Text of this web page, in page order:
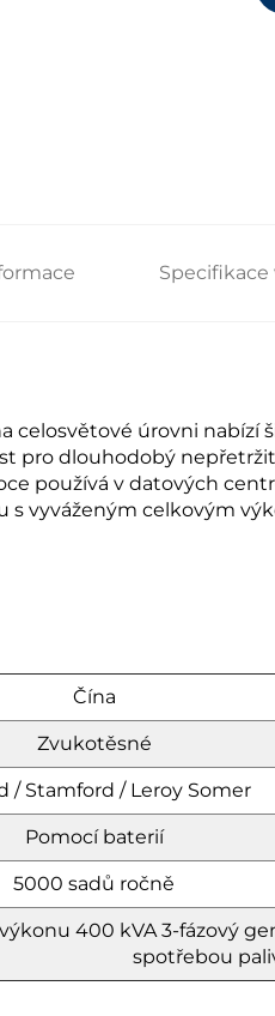
úrovni nabízí
pro dlouhodobý
používá v datových
vyváženým celkovým
Čína
Zvukotěsné
/ Stamford / Leroy Somer
Pomocí baterií
5000 sadů ročně
400 kVA 3-fázový
spotřebou